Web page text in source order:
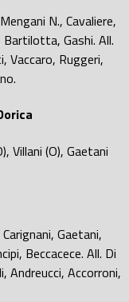
N., Cavaliere,
Gashi. All.
Vaccaro, Ruggeri,
Villani (O), Gaetani
Gaetani,
Beccacece. All. Di
Andreucci, Accorroni,